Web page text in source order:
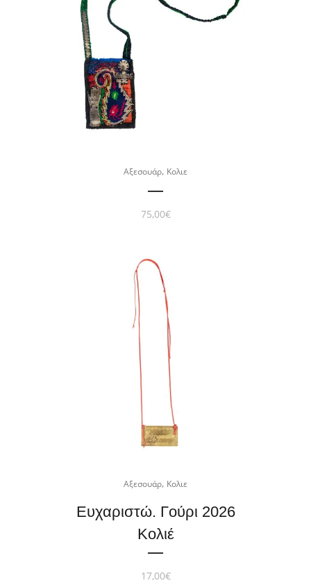
Αξεσουάρ, Κολιε
75,00€
Αξεσουάρ, Κολιε
Ευχαριστώ. Γούρι 2026
Κολιέ
17,00€